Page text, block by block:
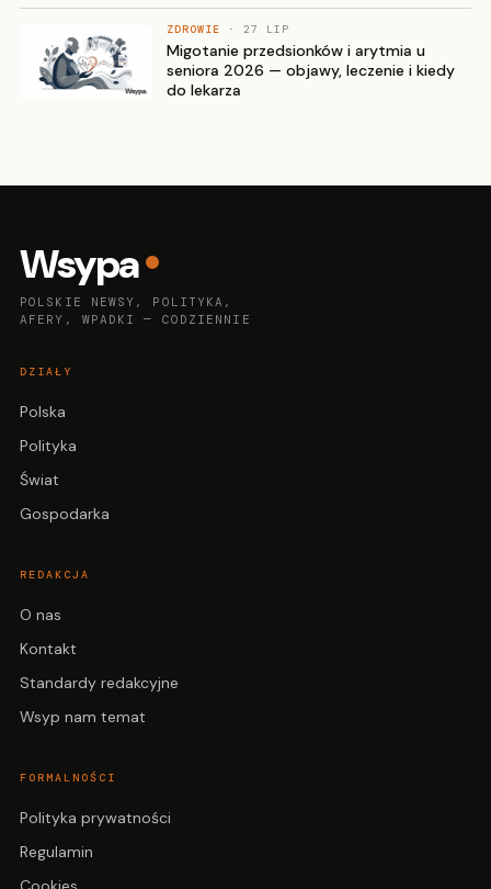
ZDROWIE · 27 LIP
Migotanie przedsionków i arytmia u
seniora 2026 — objawy, leczenie i kiedy
do lekarza
Wsypa
POLSKIE NEWSY, POLITYKA,
AFERY, WPADKI — CODZIENNIE
DZIAŁY
Polska
Polityka
Świat
Gospodarka
REDAKCJA
O nas
Kontakt
Standardy redakcyjne
Wsyp nam temat
FORMALNOŚCI
Polityka prywatności
Regulamin